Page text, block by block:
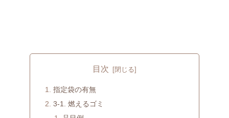
目次
指定袋の有無
3-1. 燃えるゴミ